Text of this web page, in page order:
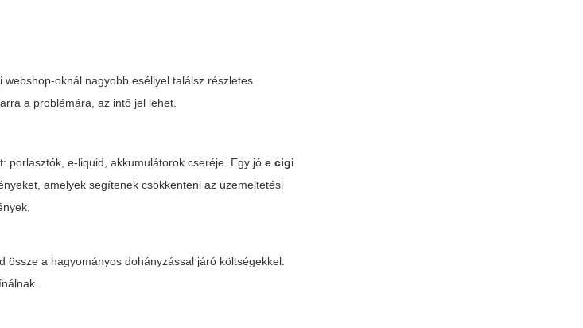
webshop-oknál nagyobb eséllyel találsz részletes
a problémára, az intő jel lehet.
porlasztók, e-liquid, akkumulátorok cseréje. Egy jóe cigi
amelyek segítenek csökkenteni az üzemeltetési
a hagyományos dohányzással járó költségekkel.